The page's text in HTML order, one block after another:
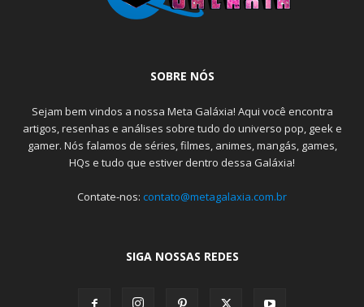
SOBRE NÓS
Sejam bem vindos a nossa Meta Galáxia! Aqui você encontra
artigos, resenhas e análises sobre tudo do universo pop, geek e
gamer. Nós falamos de séries, filmes, animes, mangás, games,
HQs e tudo que estiver dentro dessa Galáxia!
Contate-nos: contato@metagalaxia.com.br
SIGA NOSSAS REDES